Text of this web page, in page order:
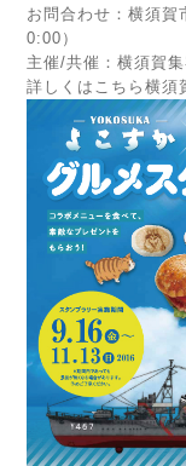
お問合わせ：横須
0:00）
主催/共催：横須賀
詳しくはこちら 横須